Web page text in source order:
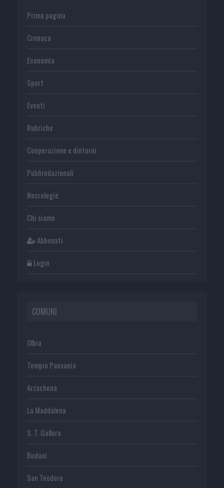
Prima pagina
Cronaca
Economia
Sport
Eventi
Rubriche
Cooperazione e dintorni
Publiredazionali
Necrologie
Chi siamo
Abbonati
Login
COMUNI
Olbia
Tempio Pausania
Arzachena
La Maddalena
S. T. Gallura
Budoni
San Teodoro